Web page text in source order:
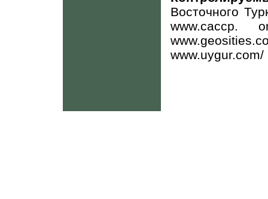
Восточного
www.caccp.